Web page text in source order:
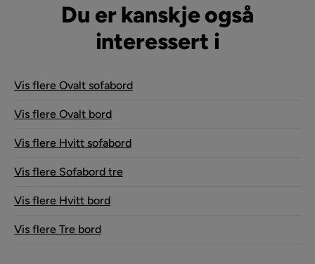
Du er kanskje også
interessert i
Vis flere Ovalt sofabord
Vis flere Ovalt bord
Vis flere Hvitt sofabord
Vis flere Sofabord tre
Vis flere Hvitt bord
Vis flere Tre bord